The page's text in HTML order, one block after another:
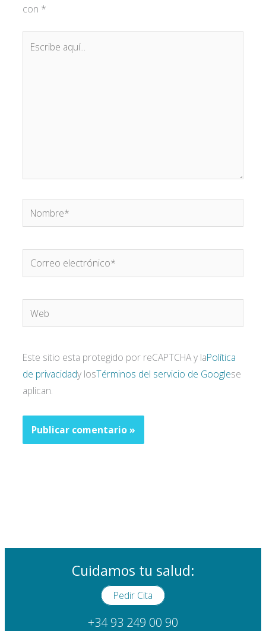
con *
Nombre*
Correo
electrónico*
Web
Este sitio esta protegido por reCAPTCHA y laPolítica
de privacidady losTérminos del servicio de Googlese
aplican.
Cuidamos tu salud:
Pedir Cita
+34 93 249 00 90